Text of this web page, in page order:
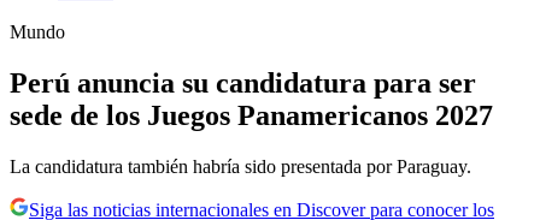
Mundo
Perú anuncia su candidatura para ser
sede de los Juegos Panamericanos 2027
La candidatura también habría sido presentada por Paraguay.
Siga las noticias internacionales en Discover para conocer los